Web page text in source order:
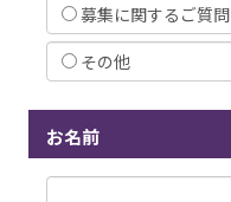
募集に関するご質問
その他
お名前